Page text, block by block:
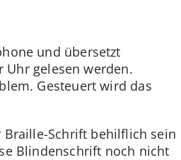
und übersetzt
Uhr gelesen werden.
Gesteuert wird das
Schrift behilflich sein
Blindenschrift noch nicht